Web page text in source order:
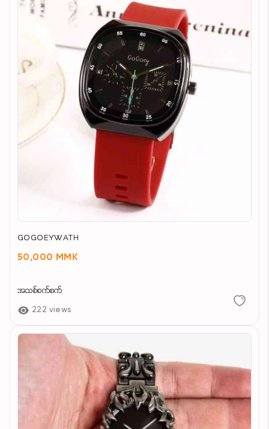
GOGOEYWATH
50,000 MMK
အသစ်စက်စက်
222 views